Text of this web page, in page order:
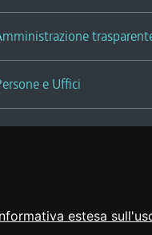
estesa
e Uffici
Tiziano Tessitori
Realizzato da